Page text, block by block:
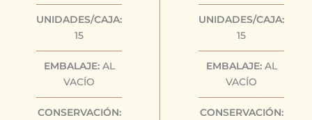
UNIDADES/CAJA:
15
EMBALAJE:AL
VACÍO
CONSERVACIÓN:
UNIDADES/CAJA:
15
EMBALAJE:AL
VACÍO
CONSERVACIÓN: